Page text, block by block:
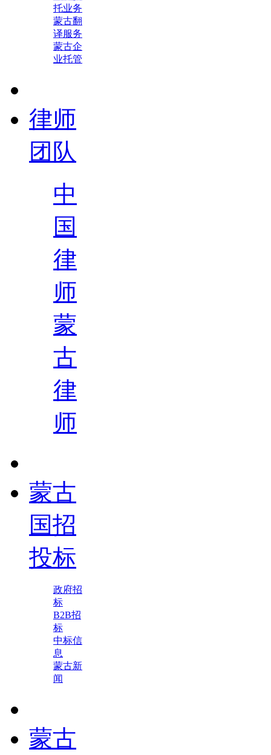
托业务
蒙古翻
译服务
蒙古企
业托管
律师
团队
中
国
律
师
蒙
古
律
师
蒙古
国招
投标
政府招
标
B2B招
标
中标信
息
蒙古新
闻
蒙古